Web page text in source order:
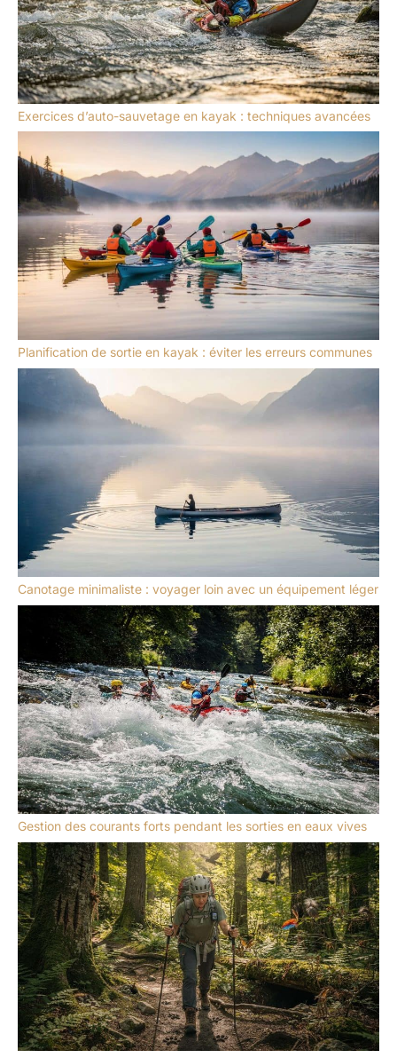
Exercices d’auto-sauvetage en kayak : techniques avancées
Planification de sortie en kayak : éviter les erreurs communes
Canotage minimaliste : voyager loin avec un équipement léger
Gestion des courants forts pendant les sorties en eaux vives